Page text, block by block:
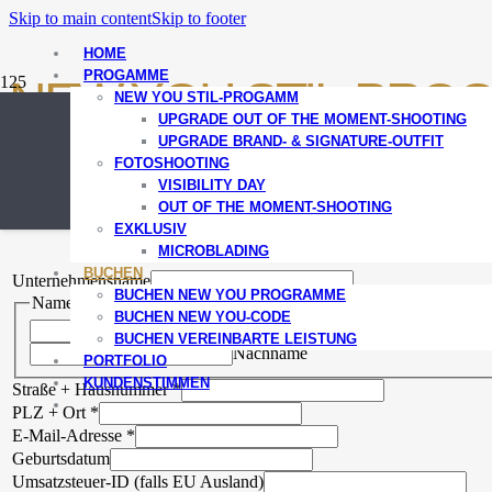
Skip to main contentSkip to footer
HOME
PROGAMME
NEW YOU STIL-PROGAMM
UPGRADE OUT OF THE MOMENT-SHOOTING
UPGRADE BRAND- & SIGNATURE-OUTFIT
FOTOSHOOTING
VISIBILITY DAY
OUT OF THE MOMENT-SHOOTING
EXKLUSIV
MICROBLADING
BUCHEN
BUCHEN NEW YOU PROGRAMME
BUCHEN NEW YOU-CODE
BUCHEN VEREINBARTE LEISTUNG
PORTFOLIO
KUNDENSTIMMEN
NEW YOU STIL-
Jetzt Buchen
Unternehmensname
Name
Vorname
Nachname
Straße + Hausnummer*
PLZ + Ort *
E-Mail-Adresse *
Geburtsdatum
Umsatzsteuer-ID (falls EU Ausland)